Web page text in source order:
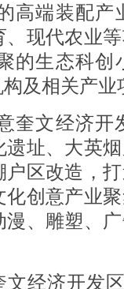
高端装配产
现代农业
的生态科创
及相关产业
奎文经济开
址、大英
区改造，
创意产业
、雕塑、
经济开发